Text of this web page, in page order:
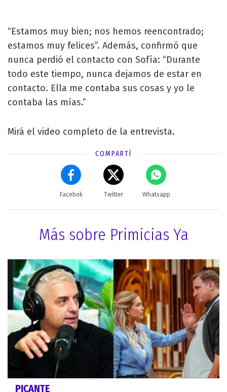
“Estamos muy bien; nos hemos reencontrado;
estamos muy felices”. Además, confirmó que
nunca perdió el contacto con Sofía: “Durante
todo este tiempo, nunca dejamos de estar en
contacto. Ella me contaba sus cosas y yo le
contaba las mías.”
Mirá el video completo de la entrevista.
COMPARTÍ
Facebok Twitter Whatsapp
Más sobre Primicias Ya
PICANTE